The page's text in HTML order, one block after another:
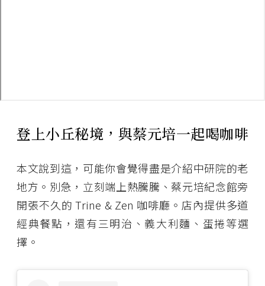
登上小丘秘境，與蔡元培一起喝咖啡
本文說到這，可能你會覺得盡是介紹中研院的老
地方。別急，立刻端上熱騰騰、蔡元培紀念館旁
開張不久的 Trine & Zen 咖啡廳。店內提供多道
經典餐點，還有三明治、義大利麵、蛋捲等選
擇。